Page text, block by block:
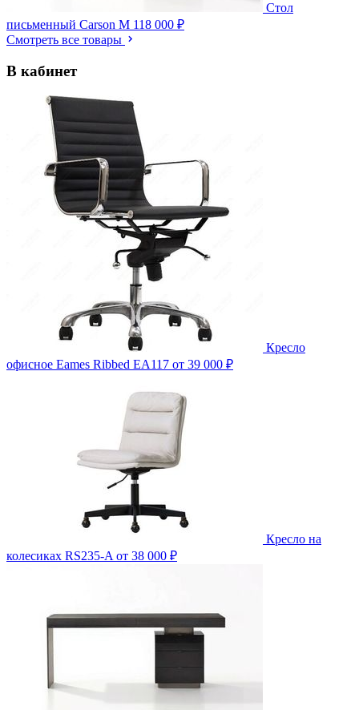
Стол
письменный Carson M 118 000 ₽
Смотреть все товары
В кабинет
Кресло
офисное Eames Ribbed EA117 от 39 000 ₽
Кресло на
колесиках RS235-A от 38 000 ₽